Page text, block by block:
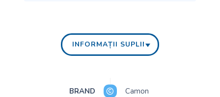
INFORMAȚII SUPLIMENTARE
BRAND Camon